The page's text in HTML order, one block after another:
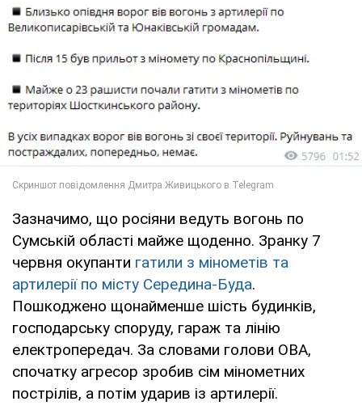
Зазначимо, що росіяни ведуть вогонь по
Сумській області майже щоденно. Зранку 7
червня окупанти гатили з мінометів та
артилерії по місту Середина-Буда.
Пошкоджено щонайменше шість будинків,
господарську споруду, гараж та лінію
електропередач. За словами голови ОВА,
спочатку агресор зробив сім мінометних
пострілів, а потім ударив із артилерії.